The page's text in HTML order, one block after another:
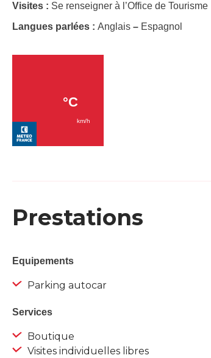
Visites : Se renseigner à l’Office de Tourisme
Langues parlées : Anglais – Espagnol
Prestations
Equipements
Parking autocar
Services
Boutique
Visites individuelles libres